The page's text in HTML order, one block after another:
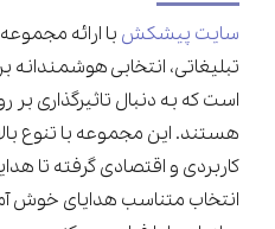
سایت پیشکش با ارائه
تبلیغاتی، انتخابی
است که به دنبال تاثیرگذاری بر
هستند. این مجموعه با تنوع
کاربردی و اقتصادی گرفته تا
انتخاب متناسب هدایای خوش